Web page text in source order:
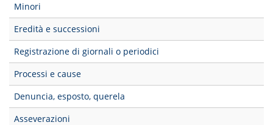
Minori
Eredità e successioni
Registrazione di giornali o periodici
Processi e cause
Denuncia, esposto, querela
Asseverazioni